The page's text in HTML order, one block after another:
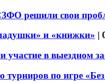
решили свои
и «книжки» |
в выездном
турниров по игре